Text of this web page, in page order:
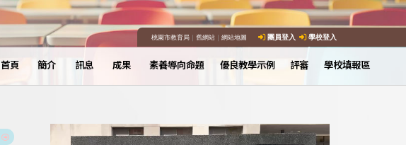
桃園市教育局｜ 舊網站｜ 網站地圖 團員登入 學校登入
首頁 簡介 訊息 成果 素養導向命題 優良教學示例 評審 學校填報區